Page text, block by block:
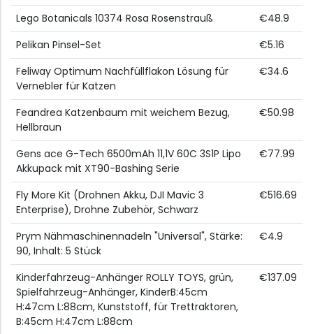
Lego Botanicals 10374 Rosa Rosenstrauß
€48.9
Pelikan Pinsel-Set
€5.16
Feliway Optimum Nachfüllflakon Lösung für
Vernebler für Katzen
€34.6
Feandrea Katzenbaum mit weichem Bezug,
Hellbraun
€50.98
Gens ace G-Tech 6500mAh 11,1V 60C 3S1P Lipo
Akkupack mit XT90-Bashing Serie
€77.99
Fly More Kit (Drohnen Akku, DJI Mavic 3
Enterprise), Drohne Zubehör, Schwarz
€516.69
Prym Nähmaschinennadeln "Universal", Stärke:
90, Inhalt: 5 Stück
€4.9
Kinderfahrzeug-Anhänger ROLLY TOYS, grün,
Spielfahrzeug-Anhänger, KinderB:45cm
H:47cm L:88cm, Kunststoff, für Trettraktoren,
B:45cm H:47cm L:88cm
€137.09